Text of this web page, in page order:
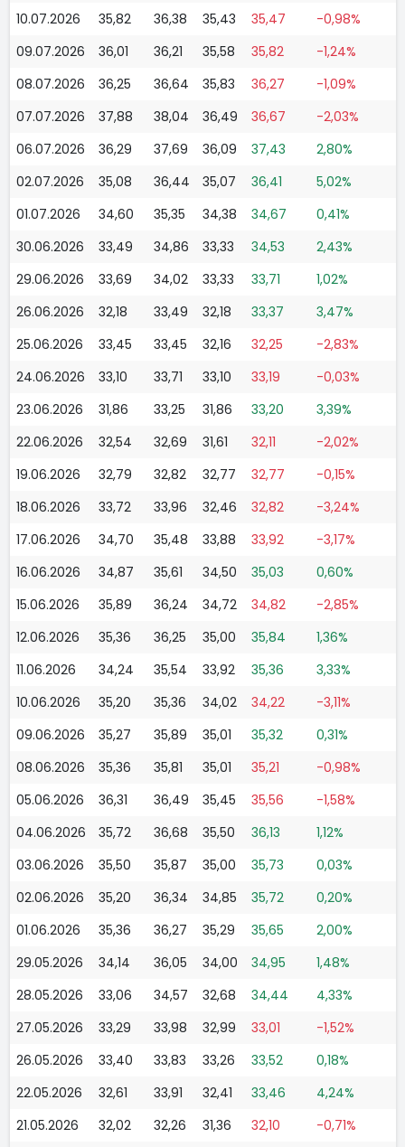
10.07.2026
35,82 36,38 35,43 35,47
-0,98%
09.07.2026
36,01 36,21 35,58 35,82
-1,24%
08.07.2026
36,25 36,64 35,83 36,27
-1,09%
07.07.2026
37,88 38,04 36,49 36,67
-2,03%
06.07.2026
36,29 37,69 36,09 37,43
2,80%
02.07.2026
35,08 36,44 35,07 36,41
5,02%
01.07.2026
34,60 35,35 34,38 34,67
0,41%
30.06.2026
33,49 34,86 33,33 34,53
2,43%
29.06.2026
33,69 34,02 33,33 33,71
1,02%
26.06.2026
32,18 33,49 32,18 33,37
3,47%
25.06.2026
33,45 33,45 32,16 32,25
-2,83%
24.06.2026
33,10 33,71 33,10 33,19
-0,03%
23.06.2026
31,86 33,25 31,86 33,20
3,39%
22.06.2026
32,54 32,69 31,61 32,11
-2,02%
19.06.2026
32,79 32,82 32,77 32,77
-0,15%
18.06.2026
33,72 33,96 32,46 32,82
-3,24%
17.06.2026
34,70 35,48 33,88 33,92
-3,17%
16.06.2026
34,87 35,61 34,50 35,03
0,60%
15.06.2026
35,89 36,24 34,72 34,82
-2,85%
12.06.2026
35,36 36,25 35,00 35,84
1,36%
11.06.2026
34,24 35,54 33,92 35,36
3,33%
10.06.2026
35,20 35,36 34,02 34,22
-3,11%
09.06.2026
35,27 35,89 35,01 35,32
0,31%
08.06.2026
35,36 35,81 35,01 35,21
-0,98%
05.06.2026
36,31 36,49 35,45 35,56
-1,58%
04.06.2026
35,72 36,68 35,50 36,13
1,12%
03.06.2026
35,50 35,87 35,00 35,73
0,03%
02.06.2026
35,20 36,34 34,85 35,72
0,20%
01.06.2026
35,36 36,27 35,29 35,65
2,00%
29.05.2026
34,14 36,05 34,00 34,95
1,48%
28.05.2026
33,06 34,57 32,68 34,44
4,33%
27.05.2026
33,29 33,98 32,99 33,01
-1,52%
26.05.2026
33,40 33,83 33,26 33,52
0,18%
22.05.2026
32,61 33,91 32,41 33,46
4,24%
21.05.2026
32,02 32,26 31,36 32,10 -0,71%